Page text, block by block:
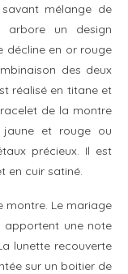
mélange de
arbore un design
décline en or rouge
des deux
réalisé en titane et
de la montre
et rouge ou
précieux. Il est
en cuir satiné.
montre. Le mariage
apportent une note
lunette recouverte
sur un boitier de